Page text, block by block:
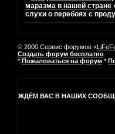
маразма в нашей стране
слухи о перебоях с
© 2000 Сервис форумов «
Создать форум бесплатно
* Пожаловаться на форум *
ЖДЁМ ВАС В НАШИХ